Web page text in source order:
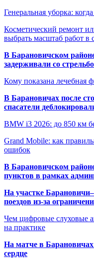
Генеральная уборка:
Косметический ремонт
выбрать масштаб работ в
В Барановичском
задерживали со
Кому показана лечебная
В Барановичах после
спасатели
BMW i3 2026: до 850 км
Grand Mobile: как
ошибок
В Барановичском
пунктов в рамках
На участке
поездов из-за
Чем цифровые слуховые
на практике
На матче в
сердце